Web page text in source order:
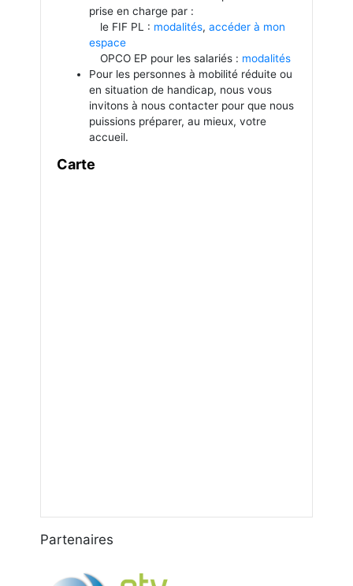
prise en charge par :
le FIF PL : modalités, accéder à mon
espace
OPCO EP pour les salariés : modalités
Pour les personnes à mobilité réduite ou
en situation de handicap, nous vous
invitons à nous contacter pour que nous
puissions préparer, au mieux, votre
accueil.
Carte
Partenaires